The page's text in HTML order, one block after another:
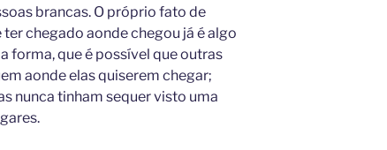
brancas. O próprio fato de
chegado aonde chegou já é algo
forma, que é possível que outras
aonde elas quiserem chegar;
nunca tinham sequer visto uma